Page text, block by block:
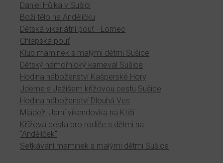
Daniel Hůlka v Sušici
Boží tělo na Andělíčku
Dětská vikariátní pouť - Lomec
Chlapská pouť
Klub maminek s malými dětmi Sušice
Dětský námořnický karneval Sušice
Hodina náboženství Kašperské Hory
Jdeme s Ježíšem křížovou cestu Sušice
Hodina náboženství Dlouhá Ves
Mládež: Jarní víkendovka na Ktiši
Křížová cesta pro rodiče s dětmi na
"Andělíček"
Setkávání maminek s malými dětmi Sušice